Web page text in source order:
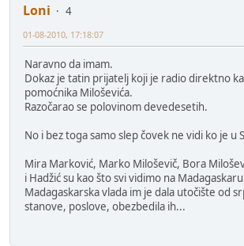
Loni
4
01-08-2010, 17:18:07
Naravno da imam.
Dokaz je tatin prijatelj koji je radio direktno
pomoćnika Miloševića.
Razočarao se polovinom devedesetih.
No i bez toga samo slep čovek ne vidi ko je u
Mira Marković, Marko Miloševič, Bora
i Hadžić su kao što svi vidimo na
Madagaskarska vlada im je dala utočište od
stanove, poslove, obezbedila ih...